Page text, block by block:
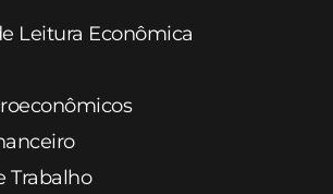
Leitura Econômica
Trabalho